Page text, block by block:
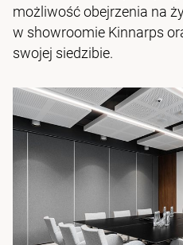
możliwość obejrzenia na
w showroomie Kinnarps
swojej siedzibie.